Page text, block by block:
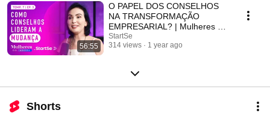
56:55
O PAPEL DOS CONSELHOS
NA TRANSFORMAÇÃO
EMPRESARIAL? | Mulheres do
Agora
StartSe
314 views
1 year ago
Shorts